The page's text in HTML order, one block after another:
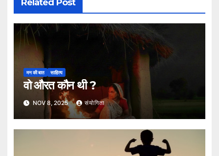
Related Post
मन की बात साहित्य
वो औरत कौन थी ?
NOV 8, 2025 संयोगिता